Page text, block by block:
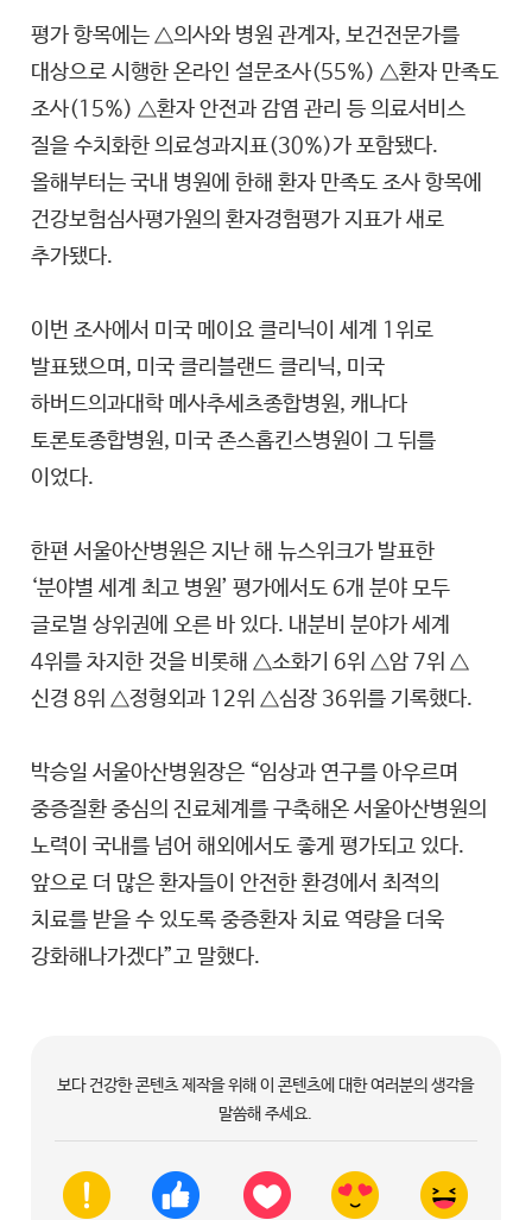
평가 항목에는 △의사와 병원 관계자, 보건전문가를
대상으로 시행한 온라인 설문조사(55%) △환자 만족도
조사(15%) △환자 안전과 감염 관리 등 의료서비스
질을 수치화한 의료성과지표(30%)가 포함됐다.
올해부터는 국내 병원에 한해 환자 만족도 조사 항목에
건강보험심사평가원의 환자경험평가 지표가 새로
추가됐다.
이번 조사에서 미국 메이요 클리닉이 세계 1위로
발표됐으며, 미국 클리블랜드 클리닉, 미국
하버드의과대학 메사추세츠종합병원, 캐나다
토론토종합병원, 미국 존스홉킨스병원이 그 뒤를
이었다.
한편 서울아산병원은 지난 해 뉴스위크가 발표한
‘분야별 세계 최고 병원’ 평가에서도 6개 분야 모두
글로벌 상위권에 오른 바 있다. 내분비 분야가 세계
4위를 차지한 것을 비롯해 △소화기 6위 △암 7위 △
신경 8위 △정형외과 12위 △심장 36위를 기록했다.
박승일 서울아산병원장은 “임상과 연구를 아우르며
중증질환 중심의 진료체계를 구축해온 서울아산병원의
노력이 국내를 넘어 해외에서도 좋게 평가되고 있다.
앞으로 더 많은 환자들이 안전한 환경에서 최적의
치료를 받을 수 있도록 중증환자 치료 역량을 더욱
강화해나가겠다”고 말했다.
보다 건강한 콘텐츠 제작을 위해 이 콘텐츠에 대한 여러분의 생각을
말씀해 주세요.